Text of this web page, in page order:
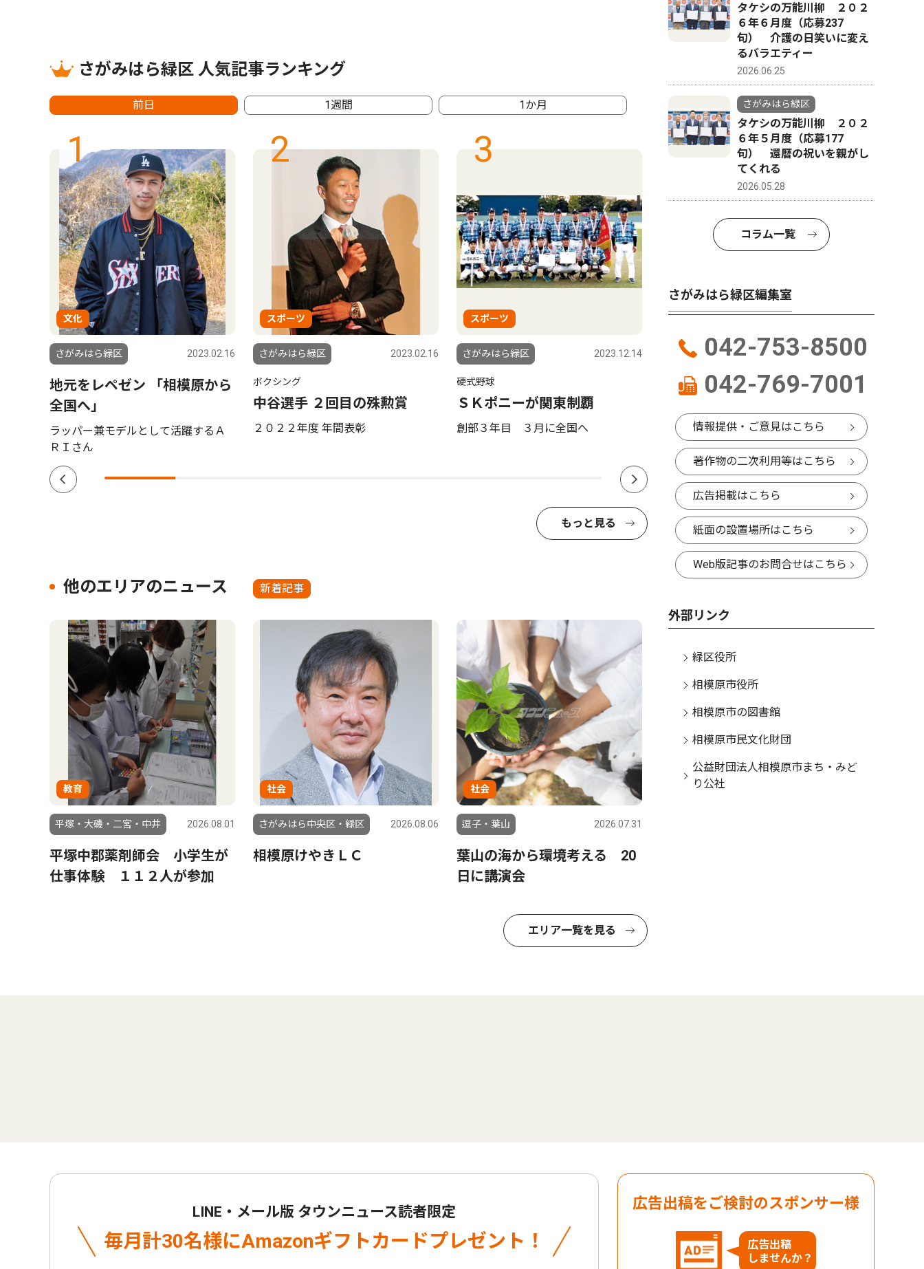
さがみはら緑区 人気記事ランキング
前日 1週間 1か月
1
文化
さがみはら緑区 2023.02.16
地元をレペゼン 「相模原から
全国へ」
ラッパー兼モデルとして活躍するＡ
ＲＩさん
2
スポーツ
さがみはら緑区 2023.02.16
ボクシング
中谷選手 ２回目の殊勲賞
２０２２年度 年間表彰
3
スポーツ
さがみはら緑区 2023.12.14
硬式野球
ＳＫポニーが関東制覇
創部３年目 ３月に全国へ
4
トップニュース 社会
さがみはら緑区 2025.05.08
旅客線化を求める市民協
実現へ地域一丸を強調
状
もっと見る
他のエリアのニュース 新着記事
教育
平塚・大磯・二宮・中井 2026.08.01
平塚中郡薬剤師会 小学生が
仕事体験 １１２人が参加
社会
さがみはら中央区・緑区 2026.08.06
相模原けやきＬＣ
社会
逗子・葉山 2026.07.31
葉山の海から環境考える 20
日に講演会
エリア一覧を見る
タケシの万能川柳 ２０２
６年６月度（応募237
句） 介護の日笑いに変え
るバラエティー
2026.06.25
さがみはら緑区
タケシの万能川柳 ２０２
６年５月度（応募177
句） 還暦の祝いを親がし
てくれる
2026.05.28
コラム一覧
さがみはら緑区編集室
042-753-8500
042-769-7001
情報提供・ご意見はこちら
著作物の二次利用等はこちら
広告掲載はこちら
紙面の設置場所はこちら
Web版記事のお問合せはこちら
外部リンク
緑区役所
相模原市役所
相模原市の図書館
相模原市民文化財団
公益財団法人相模原市まち・みど
り公社
LINE・メール版 タウンニュース読者限定
毎月計30名様にAmazonギフトカードプレゼント！
広告出稿をご検討のスポンサー様
広告出稿
しませんか？